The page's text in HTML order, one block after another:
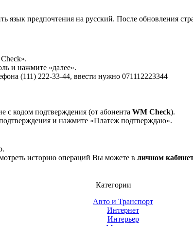
язык предпочтения на русский. После обновления
и нажмите «далее».
(111) 222-33-44, ввести нужно 071112223344
с кодом подтверждения (от абонента WM Check).
и нажмите «Платеж подтверждаю».
историю операций Вы можете в личном кабин
Категории
Авто и Транспорт
Интернет
Интерьер